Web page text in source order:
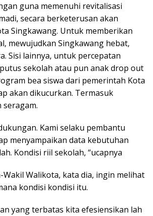
guna memenuhi revitalisasi
secara berketerusan akan
Singkawang. Untuk memberikan
mewujudkan Singkawang hebat,
Sisi lainnya, untuk percepatan
sekolah atau pun anak drop out
bea siswa dari pemerintah Kota
akan dikucurkan. Termasuk
Kami selaku pembantu
menyampaikan data kebutuhan
Kondisi riil sekolah, “ucapnya
Wakil Walikota, kata dia, ingin melihat
kondisi kondisi itu.
yang terbatas kita efesiensikan lah